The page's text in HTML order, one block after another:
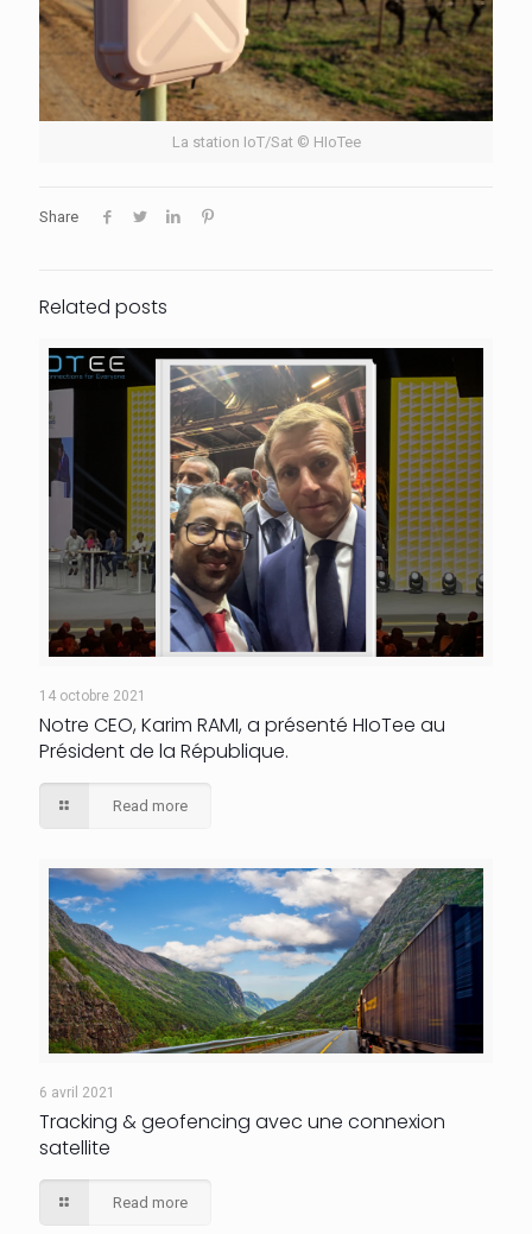
La station IoT/Sat © HIoTee
Share
Related posts
14 octobre 2021
Notre CEO, Karim RAMI, a présenté HIoTee au
Président de la République.
Read more
6 avril 2021
Tracking & geofencing avec une connexion
satellite
Read more